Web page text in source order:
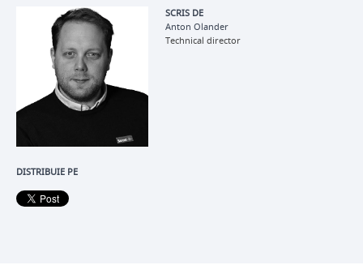
SCRIS DE
Anton Olander
Technical director
DISTRIBUIE PE